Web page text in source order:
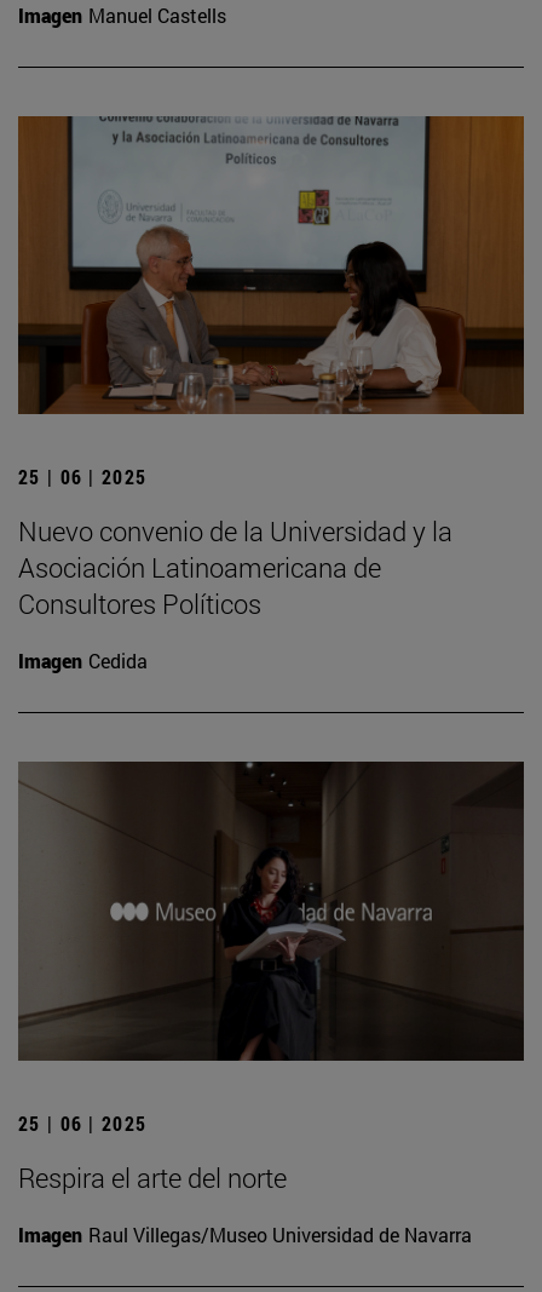
Imagen Manuel Castells
25 | 06 | 2025
Nuevo convenio de la Universidad y la
Asociación Latinoamericana de
Consultores Políticos
Imagen Cedida
25 | 06 | 2025
Respira el arte del norte
Imagen Raul Villegas/Museo Universidad de Navarra